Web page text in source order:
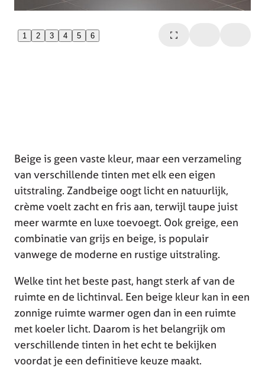
1 2 3 4 5 6
Beige is geen vaste kleur, maar een verzameling
van verschillende tinten met elk een eigen
uitstraling. Zandbeige oogt licht en natuurlijk,
crème voelt zacht en fris aan, terwijl taupe juist
meer warmte en luxe toevoegt. Ook greige, een
combinatie van grijs en beige, is populair
vanwege de moderne en rustige uitstraling.
Welke tint het beste past, hangt sterk af van de
ruimte en de lichtinval. Een beige kleur kan in een
zonnige ruimte warmer ogen dan in een ruimte
met koeler licht. Daarom is het belangrijk om
verschillende tinten in het echt te bekijken
voordat je een definitieve keuze maakt.